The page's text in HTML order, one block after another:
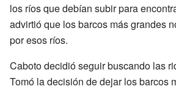
los ríos que debían subir para
advirtió que los barcos más grandes
por esos ríos.
Caboto decidió seguir buscando las
Tomó la decisión de dejar los barcos